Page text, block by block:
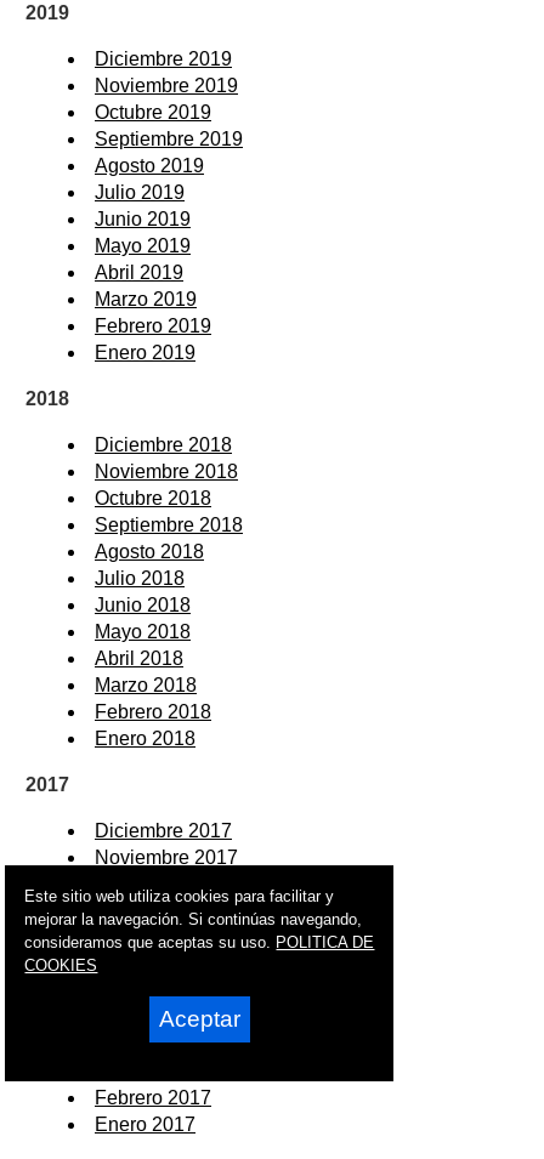
2019
Diciembre 2019
Noviembre 2019
Octubre 2019
Septiembre 2019
Agosto 2019
Julio 2019
Junio 2019
Mayo 2019
Abril 2019
Marzo 2019
Febrero 2019
Enero 2019
2018
Diciembre 2018
Noviembre 2018
Octubre 2018
Septiembre 2018
Agosto 2018
Julio 2018
Junio 2018
Mayo 2018
Abril 2018
Marzo 2018
Febrero 2018
Enero 2018
2017
Diciembre 2017
Noviembre 2017
Septiembre 2017
Agosto 2017
Julio 2017
Mayo 2017
Abril 2017
Febrero 2017
Enero 2017
Este sitio web utiliza cookies para facilitar y
mejorar la navegación. Si continúas navegando,
consideramos que aceptas su uso. POLITICA DE
COOKIES
Aceptar